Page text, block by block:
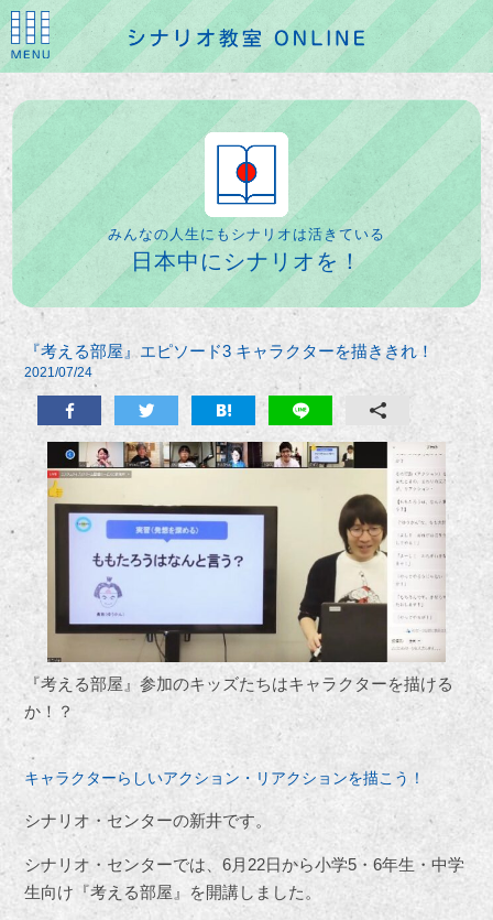
みんなの人生にもシナリオは活きている
日本中にシナリオを！
『考える部屋』エピソード3 キャラクターを描ききれ！
2021/07/24
『考える部屋』参加のキッズたちはキャラクターを描ける
か！？
キャラクターらしいアクション・リアクションを描こう！
シナリオ・センターの新井です。
シナリオ・センターでは、6月22日から小学5・6年生・中学
生向け『考える部屋』を開講しました。